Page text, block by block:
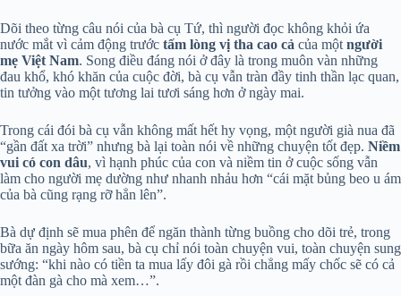
Dõi theo từng câu nói của bà cụ Tứ, thì người đọc không khỏi ứa
nước mắt vì cảm động trước tấm lòng vị tha cao cả của một người
mẹ Việt Nam. Song điều đáng nói ở đây là trong muôn vàn những
đau khổ, khó khăn của cuộc đời, bà cụ vẫn tràn đầy tinh thần lạc quan,
tin tưởng vào một tương lai tươi sáng hơn ở ngày mai.
Trong cái đói bà cụ vẫn không mất hết hy vọng, một người già nua đã
“gần đất xa trời” nhưng bà lại toàn nói về những chuyện tốt đẹp. Niềm
vui có con dâu, vì hạnh phúc của con và niềm tin ở cuộc sống vẫn
làm cho người mẹ dường như nhanh nhảu hơn “cái mặt bủng beo u ám
của bà cũng rạng rỡ hẳn lên”.
Bà dự định sẽ mua phên để ngăn thành từng buồng cho dõi trẻ, trong
bữa ăn ngày hôm sau, bà cụ chỉ nói toàn chuyện vui, toàn chuyện sung
sướng: “khi nào có tiền ta mua lấy đôi gà rồi chẳng mấy chốc sẽ có cả
một đàn gà cho mà xem…”.